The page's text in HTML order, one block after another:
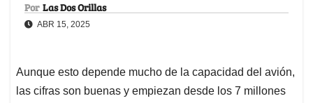
Por Las Dos Orillas
ABR 15, 2025
Aunque esto depende mucho de la capacidad del avión,
las cifras son buenas y empiezan desde los 7 millones